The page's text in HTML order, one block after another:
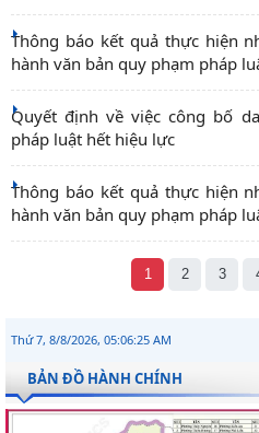
Thông báo kết quả thực hiện
hành văn bản quy phạm pháp
Quyết định về việc công bố
pháp luật hết hiệu lực
Thông báo kết quả thực hiện
hành văn bản quy phạm pháp
1 2 3
Thứ 7, 8/8/2026, 05:06:26 AM
BẢN ĐỒ HÀNH CHÍNH